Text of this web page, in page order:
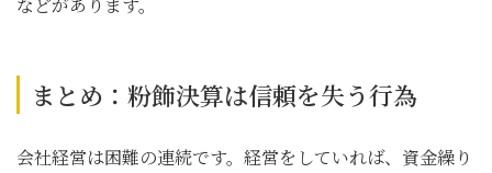
まとめ：粉飾決算は信頼を失う行為
会社経営は困難の連続です。経営をしていれば、資金繰り